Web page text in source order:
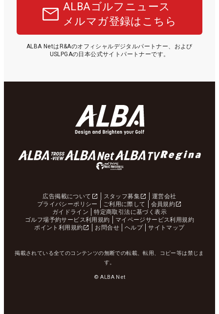
ALBAゴルフニュース
メルマガ登録はこちら
ALBA NetはR&Aのオフィシャルデジタルパートナー、および
USLPGAの日本公式サイトパートナーです。
広告掲載について スタッフ募集
運営会社
プライバシーポリシー
ご利用に際して
会員規約
ガイドライン
特定商取引法に基づく表示
ゴルフ場予約サービス利用規約
マイページサービス利用規約
ポイント利用規約
お問合せ ヘルプ サイトマップ
掲載されている全てのコンテンツの無断での転載、転用、コピー等は禁じま
す。
© ALBA Net